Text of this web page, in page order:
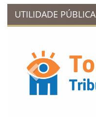
UTILIDADE PÚBLICA
Previous